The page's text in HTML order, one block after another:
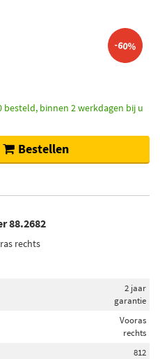
-60%
besteld, binnen 2 werkdagen bij u
Bestellen
88.2682
rechts
2 jaar
garantie
Vooras
rechts
812